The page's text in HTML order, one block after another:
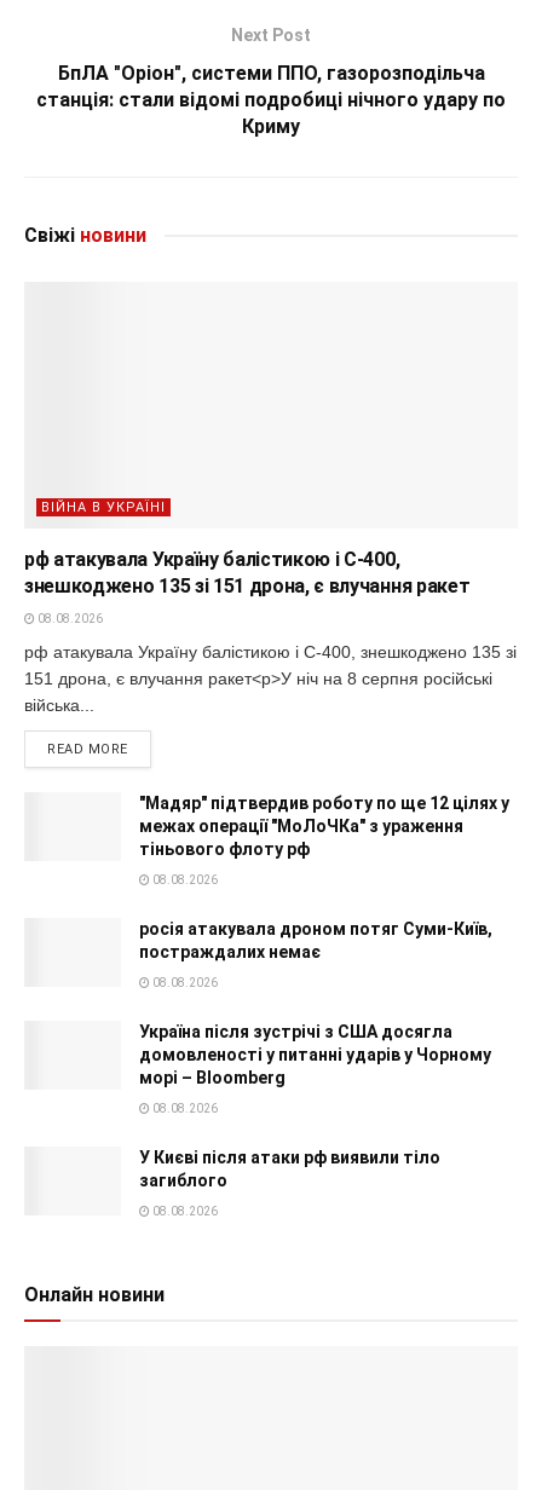
Next Post
БпЛА "Оріон", системи ППО, газорозподільча
станція: стали відомі подробиці нічного удару по
Криму
Свіжі новини
ВІЙНА В УКРАЇНІ
рф атакувала Україну балістикою і С-400,
знешкоджено 135 зі 151 дрона, є влучання ракет
08.08.2026
рф атакувала Україну балістикою і С-400, знешкоджено 135 зі
151 дрона, є влучання ракет<p>У ніч на 8 серпня російські
війська...
READ MORE
"Мадяр" підтвердив роботу по ще 12 цілях у
межах операції "МоЛоЧКа" з ураження
тіньового флоту рф
08.08.2026
росія атакувала дроном потяг Суми-Київ,
постраждалих немає
08.08.2026
Україна після зустрічі з США досягла
домовленості у питанні ударів у Чорному
морі – Bloomberg
08.08.2026
У Києві після атаки рф виявили тіло
загиблого
08.08.2026
Онлайн новини